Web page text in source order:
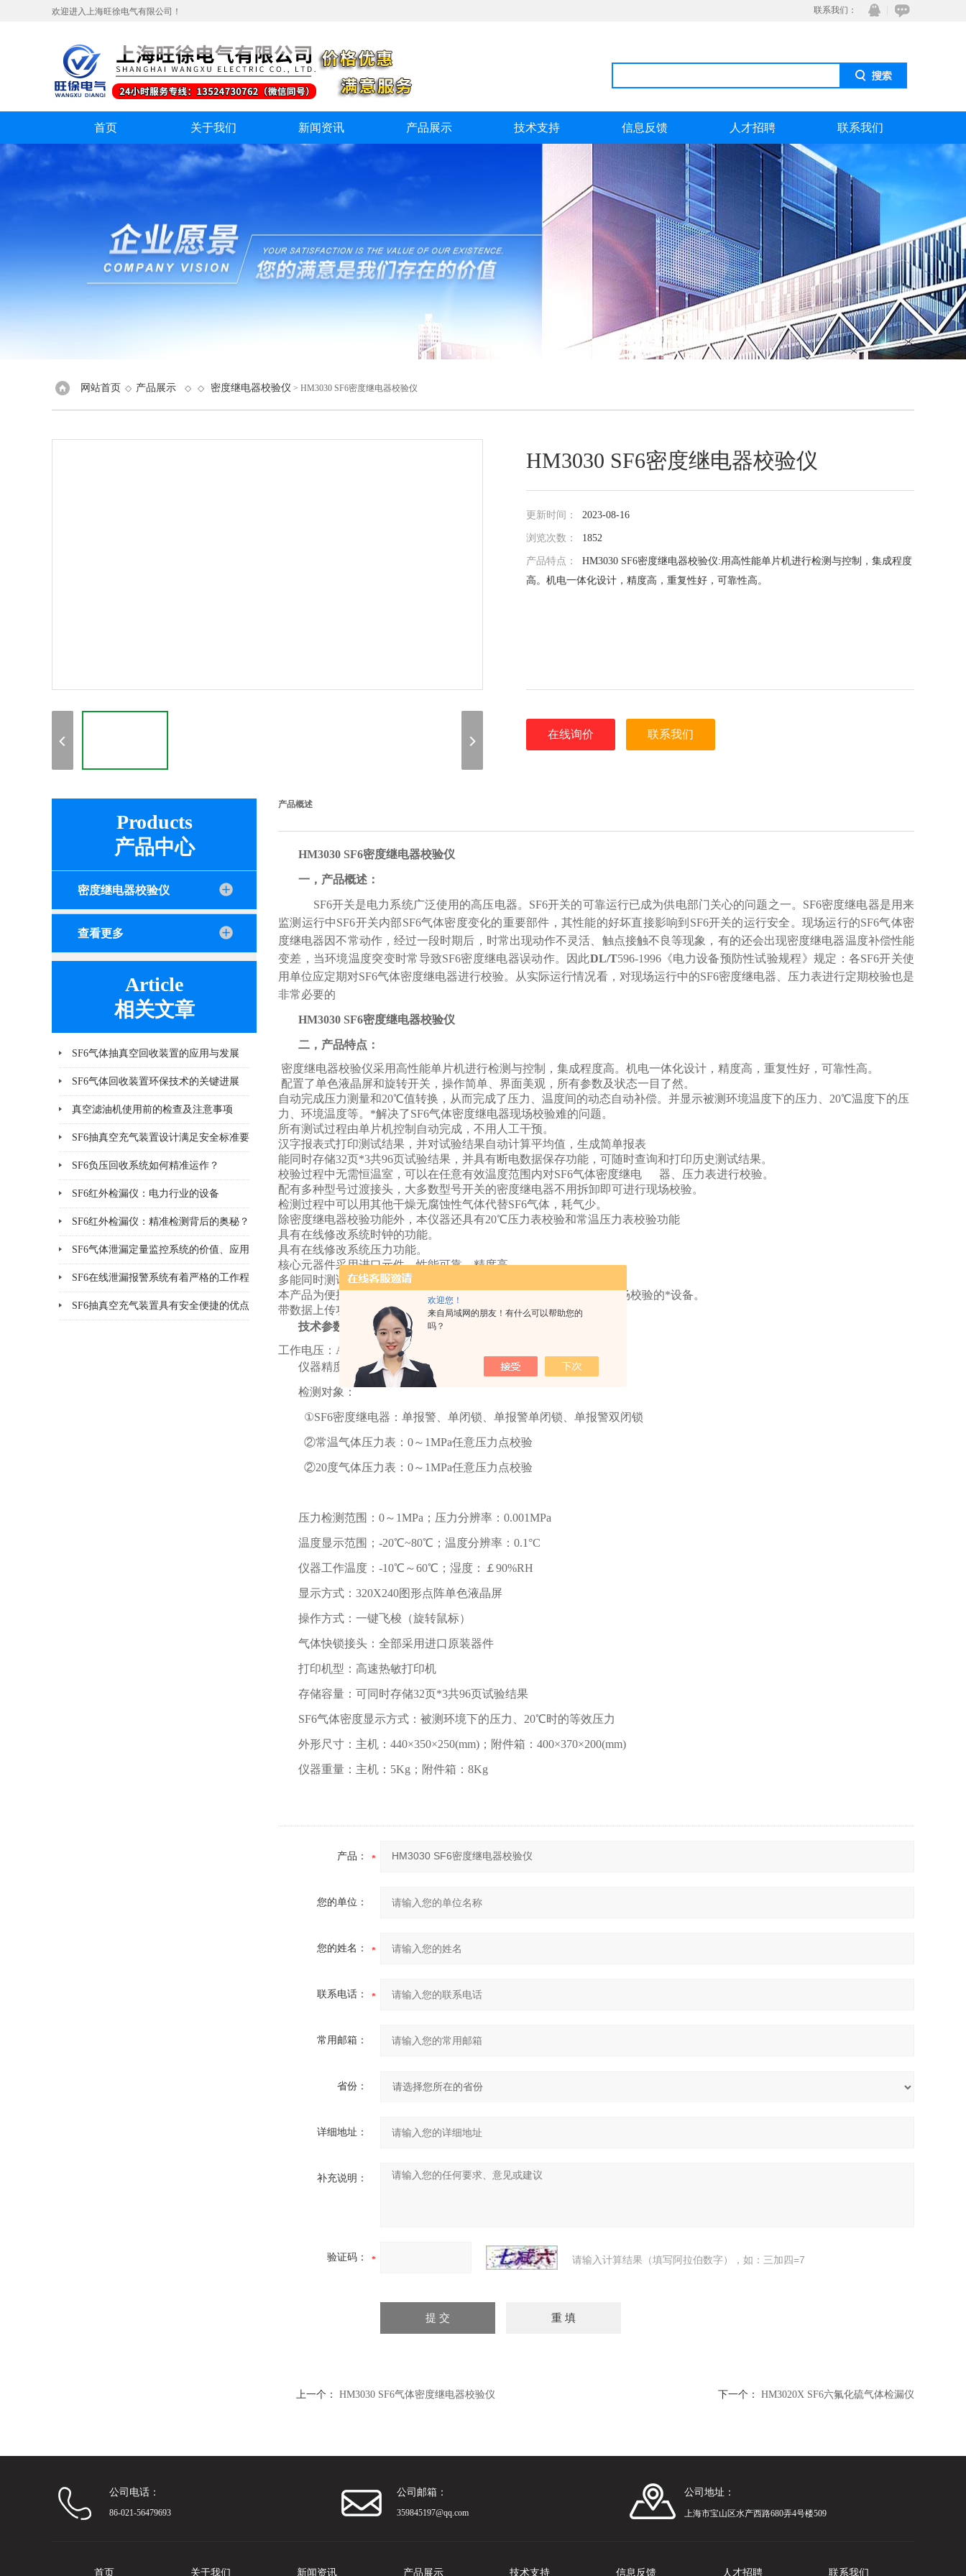
欢迎您！
来自局域网的朋友！有什么可以帮助您的
吗？
欢迎进入上海旺徐电气有限公司！ 联系我们：
在线咨
QQ
首页 关于我们 新闻资讯 产品展示 技术支持 信息反馈 人才招聘 联系我们
网站首页 ◇ 产品展示 ◇ ◇ 密度继电器校验仪 > HM3030 SF6密度继电器校验仪
HM3030 SF6密度继电器校验仪
更新时间： 2023-08-16
浏览次数： 1852
产品特点： HM3030 SF6密度继电器校验仪:用高性能单片机进行检测与控制，集成程度
高。机电一体化设计，精度高，重复性好，可靠性高。
在线询价 联系我们
Products
产品中心
密度继电器校验仪
查看更多
Article
相关文章
SF6气体抽真空回收装置的应用与发展
SF6气体回收装置环保技术的关键进展
真空滤油机使用前的检查及注意事项
SF6抽真空充气装置设计满足安全标准要
求
SF6负压回收系统如何精准运作？
SF6红外检漏仪：电力行业的设备
SF6红外检漏仪：精准检测背后的奥秘？
SF6气体泄漏定量监控系统的价值、应用
及未来发展趋势
SF6在线泄漏报警系统有着严格的工作程
序和要求
SF6抽真空充气装置具有安全便捷的优点
产品概述
HM3030 SF6密度继电器校验仪
一，产品概述：
SF6开关是电力系统广泛使用的高压电器。SF6开关的可靠运行已成为供电部门关心的问题之一。SF6密度继电器是用来
监测运行中SF6开关内部SF6气体密度变化的重要部件，其性能的好坏直接影响到SF6开关的运行安全。现场运行的SF6气体密
度继电器因不常动作，经过一段时期后，时常出现动作不灵活、触点接触不良等现象，有的还会出现密度继电器温度补偿性能
变差，当环境温度突变时常导致SF6密度继电器误动作。因此DL/T596-1996《电力设备预防性试验规程》规定：各SF6开关使
用单位应定期对SF6气体密度继电器进行校验。从实际运行情况看，对现场运行中的SF6密度继电器、压力表进行定期校验也是
非常必要的
HM3030 SF6密度继电器校验仪
二，产品特点：
密度继电器校验仪采用高性能单片机进行检测与控制，集成程度高。机电一体化设计，精度高，重复性好，可靠性高。
配置了单色液晶屏和旋转开关，操作简单、界面美观，所有参数及状态一目了然。
自动完成压力测量和20℃值转换，从而完成了压力、温度间的动态自动补偿。并显示被测环境温度下的压力、20℃温度下的压
力、环境温度等。*解决了SF6气体密度继电器现场校验难的问题。
所有测试过程由单片机控制自动完成，不用人工干预。
汉字报表式打印测试结果，并对试验结果自动计算平均值，生成简单报表
能同时存储32页*3共96页试验结果，并具有断电数据保存功能，可随时查询和打印历史测试结果。
校验过程中无需恒温室，可以在任意有效温度范围内对SF6气体密度继电 器、压力表进行校验。
配有多种型号过渡接头，大多数型号开关的密度继电器不用拆卸即可进行现场校验。
检测过程中可以用其他干燥无腐蚀性气体代替SF6气体，耗气少。
除密度继电器校验功能外，本仪器还具有20℃压力表校验和常温压力表校验功能
具有在线修改系统时钟的功能。
具有在线修改系统压力功能。
核心元器件采用进口元件，性能可靠，精度高。
多能同时测试一组报警信号和二组闭锁信号。
本产品为便携式工具，使用方便可靠，是SF6密度继电器和压力表现场校验的*设备。
带数据上传功能，方便测试记录的提取和打印。
技术参数
工作电压：AC220V、50Hz；仪器功率：55W
仪器精度：0.2级
检测对象：
①SF6密度继电器：单报警、单闭锁、单报警单闭锁、单报警双闭锁
②常温气体压力表：0～1MPa任意压力点校验
②20度气体压力表：0～1MPa任意压力点校验
压力检测范围：0～1MPa；压力分辨率：0.001MPa
温度显示范围；-20℃~80℃；温度分辨率：0.1°C
仪器工作温度：-10℃～60℃；湿度：￡90%RH
显示方式：320X240图形点阵单色液晶屏
操作方式：一键飞梭（旋转鼠标）
气体快锁接头：全部采用进口原装器件
打印机型：高速热敏打印机
存储容量：可同时存储32页*3共96页试验结果
SF6气体密度显示方式：被测环境下的压力、20℃时的等效压力
外形尺寸：主机：440×350×250(mm)；附件箱：400×370×200(mm)
仪器重量：主机：5Kg；附件箱：8Kg
产品：
您的单位：
您的姓名：
联系电话：
常用邮箱：
省份：
详细地址：
补充说明：
验证码： 请输入计算结果（填写阿拉伯数字），如：三加四=7
上一个： HM3030 SF6气体密度继电器校验仪 下一个： HM3020X SF6六氟化硫气体检漏仪
公司电话：
86-021-56479693
公司邮箱：
359845197@qq.com
公司地址：
上海市宝山区水产西路680弄4号楼509
首页 关于我们 新闻资讯 产品展示 技术支持 信息反馈 人才招聘 联系我们